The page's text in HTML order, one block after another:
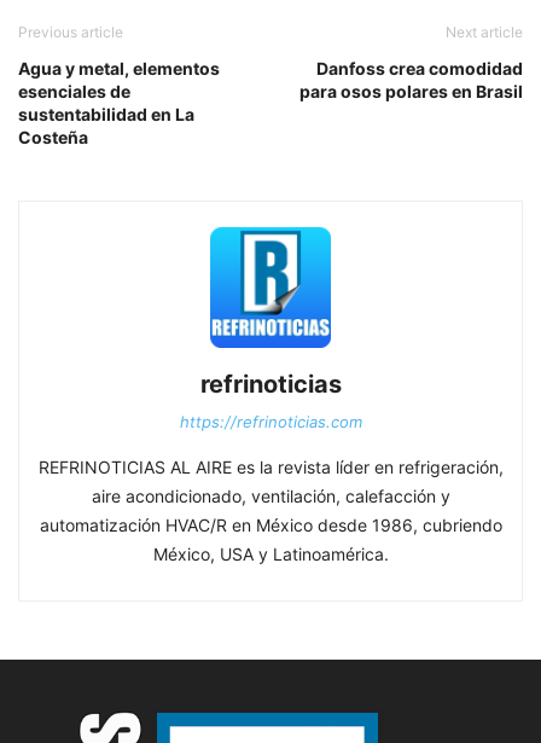
Previous article
Agua y metal, elementos
esenciales de
sustentabilidad en La
Costeña
Next article
Danfoss crea comodidad
para osos polares en Brasil
refrinoticias
https://refrinoticias.com
REFRINOTICIAS AL AIRE es la revista líder en refrigeración,
aire acondicionado, ventilación, calefacción y
automatización HVAC/R en México desde 1986, cubriendo
México, USA y Latinoamérica.